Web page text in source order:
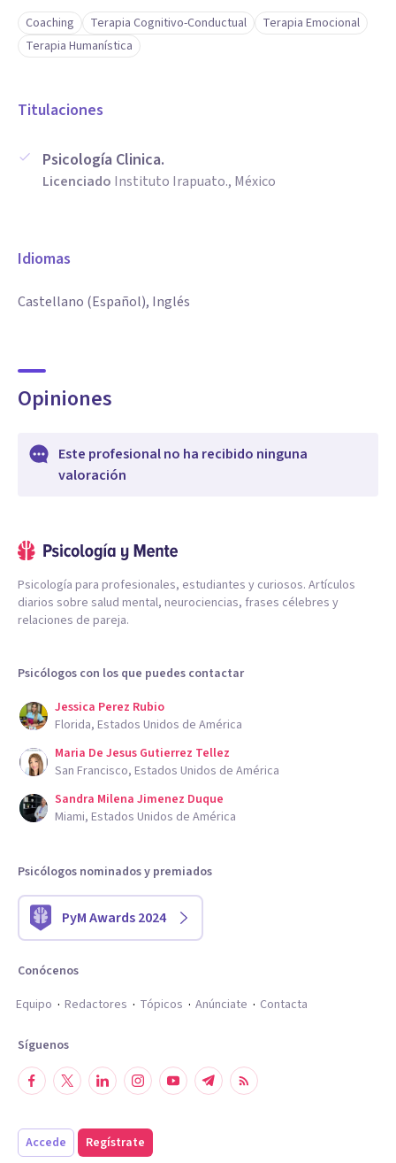
Coaching Terapia Cognitivo-Conductual
Terapia Emocional
Terapia Humanística
Titulaciones
Psicología Clinica.
Licenciado Instituto Irapuato., México
Idiomas
Castellano (Español), Inglés
Opiniones
Este profesional no ha recibido ninguna
valoración
Psicología para profesionales, estudiantes y curiosos. Artículos
diarios sobre salud mental, neurociencias, frases célebres y
relaciones de pareja.
Psicólogos con los que puedes contactar
Jessica Perez Rubio
Florida, Estados Unidos de América
Maria De Jesus Gutierrez Tellez
San Francisco, Estados Unidos de América
Sandra Milena Jimenez Duque
Miami, Estados Unidos de América
Psicólogos nominados y premiados
PyM Awards 2024
Conócenos
Equipo
Redactores Tópicos Anúnciate Contacta
Síguenos
Accede Regístrate